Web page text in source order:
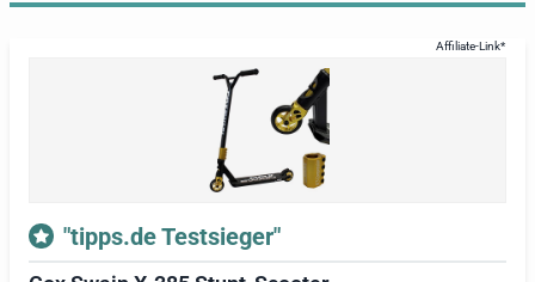
Verarbeitung, robuste Materialien und eine ausgeglichene
Cox Swain X-385 Stunt-Scooter
klarer Sieger hervor. Er eignet sich als einziges Modell für
Profis und bietet den besten Fahrkomfort. Der
Stunt-Scooter X-Limit-Pro
fiel durch sein auffälliges
Metallic-Design ins Auge und wurde mit einem
"tipps.de Testsieger"